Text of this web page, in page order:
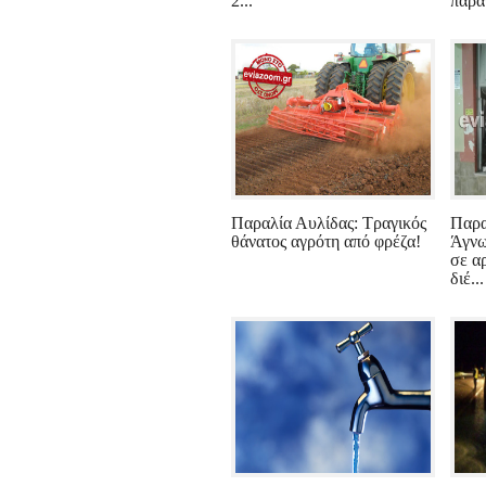
Παραλία Αυλίδας: Τραγικός
θάνατος αγρότη από φρέζα!
σε
διέ...